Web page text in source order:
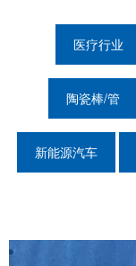
医疗行业
陶瓷棒/管
新能源汽车